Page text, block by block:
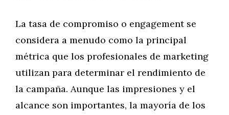
La tasa de compromiso o engagement se
considera a menudo como la principal
métrica que los profesionales de marketing
utilizan para determinar el rendimiento de
la campaña. Aunque las impresiones y el
alcance son importantes, la mayoría de los